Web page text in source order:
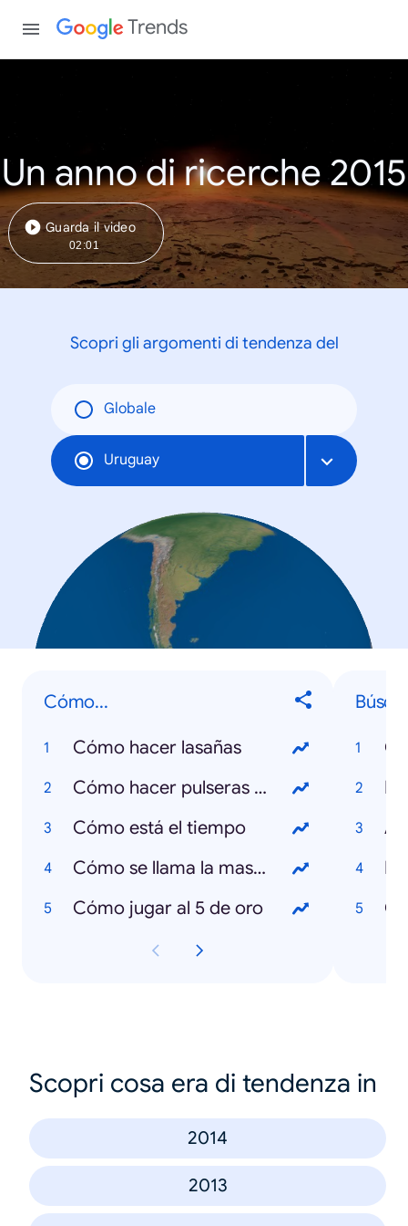
Trends
Un anno di ricerche 2015
Guarda il video
02:01
Scopri gli argomenti di tendenza del
Globale
Uruguay
Cómo...
Cómo hacer lasañas
Cómo hacer pulseras de gomitas
Cómo está el tiempo
Cómo se llama la mascota de la Copa América 2015
Cómo jugar al 5 de oro
Scopri cosa era di tendenza in
2014
2013